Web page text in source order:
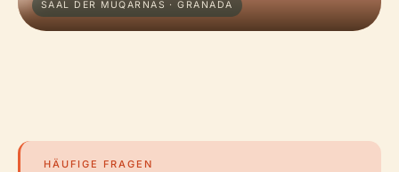
SAAL DER MUQARNAS · GRANADA
HÄUFIGE FRAGEN